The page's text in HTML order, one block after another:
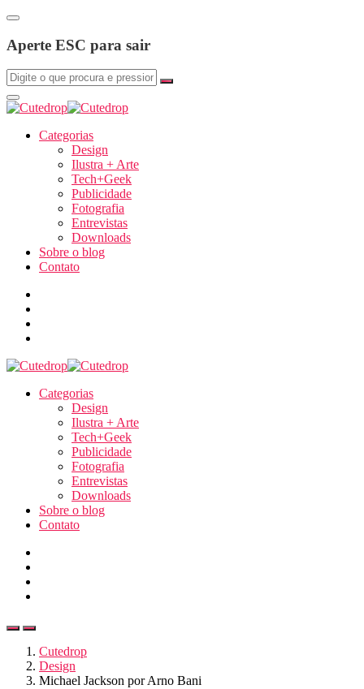
Aperte ESC para sair
Categorias
Design
Ilustra + Arte
Tech+Geek
Publicidade
Fotografia
Entrevistas
Downloads
Sobre o blog
Contato
Categorias
Design
Ilustra + Arte
Tech+Geek
Publicidade
Fotografia
Entrevistas
Downloads
Sobre o blog
Contato
Cutedrop
Design
Michael Jackson por Arno Bani